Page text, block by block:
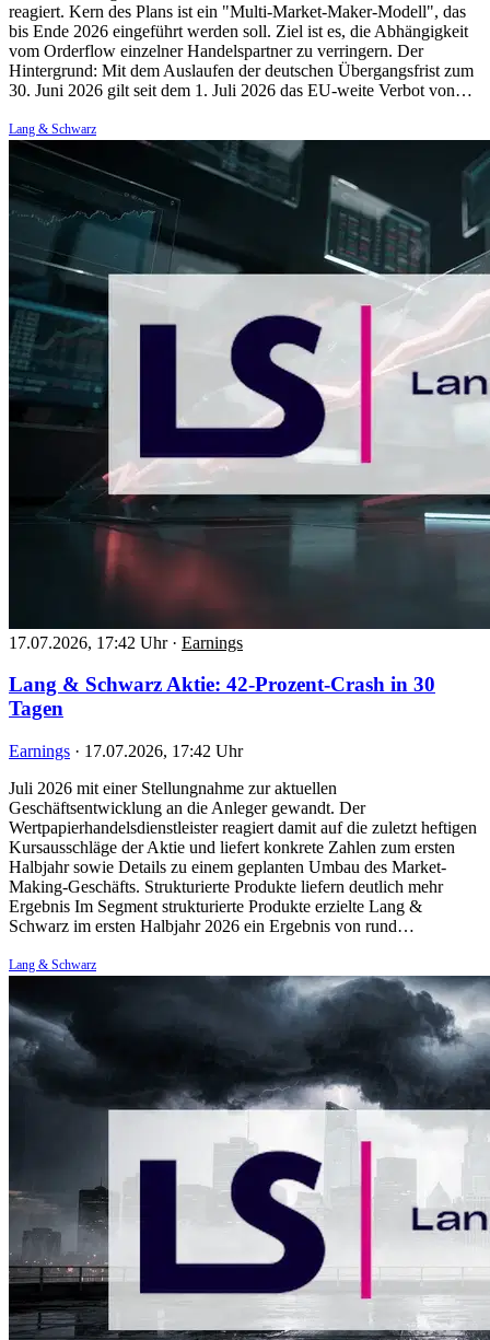
reagiert. Kern des Plans ist ein "Multi-Market-Maker-Modell", das
bis Ende 2026 eingeführt werden soll. Ziel ist es, die Abhängigkeit
vom Orderflow einzelner Handelspartner zu verringern. Der
Hintergrund: Mit dem Auslaufen der deutschen Übergangsfrist zum
30. Juni 2026 gilt seit dem 1. Juli 2026 das EU-weite Verbot von…
Lang & Schwarz
17.07.2026, 17:42 Uhr · Earnings
Lang & Schwarz Aktie: 42-Prozent-Crash in 30
Tagen
Earnings · 17.07.2026, 17:42 Uhr
Juli 2026 mit einer Stellungnahme zur aktuellen
Geschäftsentwicklung an die Anleger gewandt. Der
Wertpapierhandelsdienstleister reagiert damit auf die zuletzt heftigen
Kursausschläge der Aktie und liefert konkrete Zahlen zum ersten
Halbjahr sowie Details zu einem geplanten Umbau des Market-
Making-Geschäfts. Strukturierte Produkte liefern deutlich mehr
Ergebnis Im Segment strukturierte Produkte erzielte Lang &
Schwarz im ersten Halbjahr 2026 ein Ergebnis von rund…
Lang & Schwarz